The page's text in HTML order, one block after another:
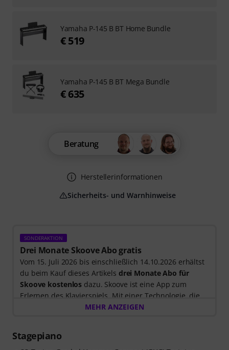
SONDERAKTION
Drei Monate Skoove Abo gratis
Vom 15. Juli 2026 bis einschließlich 14.10.2026 erhältst
du beim Kauf dieses Artikels drei Monate Abo für
Skoove kostenlos dazu. Skoove ist eine App zum
Erlernen des Klavierspiels. Mit einer Technologie, die
dir beim Spielen zuhört, und Lektionen, die von
den Freischaltcode automatisch per E-Mail zugesendet.
MEHR ANZEIGEN
Stagepiano
Beratung
Herstellerinformationen
Sicherheits- und Warnhinweise
Yamaha P-145 B BT Home Bundle
€ 519
Yamaha P-145 B BT Mega Bundle
€ 635